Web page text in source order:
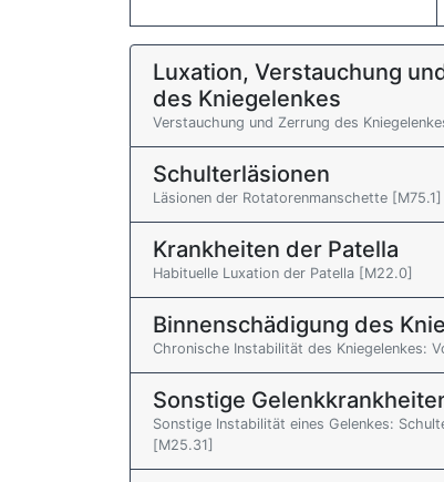
Luxation, Verstauchung
des Kniegelenkes
Verstauchung und Zerrung des
Schulterläsionen
Läsionen der Rotatorenmanschette [M75.1]
Krankheiten der Patella
Habituelle Luxation der Patella [M22.0]
Binnenschädigung des
Chronische Instabilität des Kniegelenkes:
Sonstige
Sonstige Instabilität eines Gelenkes:
[M25.31]